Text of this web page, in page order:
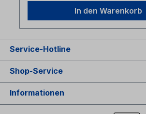
In den Warenkorb
Service-Hotline
Shop-Service
Informationen